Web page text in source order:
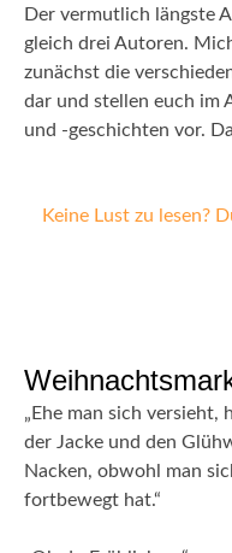
Der vermutlich längste
gleich drei Autoren.
zunächst die
dar und stellen euch im
und -geschichten vor.
Keine Lust zu lesen?
„Ehe man sich versieht,
der Jacke und den
Nacken, obwohl man
fortbewegt hat.“